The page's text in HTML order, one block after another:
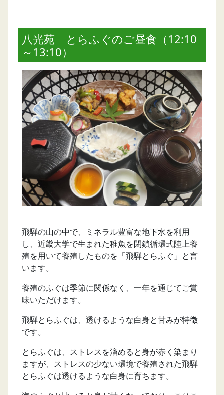
八光苑 とらふぐのご昼食（12:10
～13:10）
飛騨の山の中で、ミネラル豊富な地下水を利用
し、近畿大学で生まれた稚魚を閉鎖循環式陸上養
殖を用いて養殖したものを「飛騨とらふぐ」と言
います。
養殖のふぐは季節に関係なく、一年を通じてご賞
味いただけます。
飛騨とらふぐは、透けるような白身と甘みが特徴
です。
とらふぐは、ストレスを溜めると身が赤く染まり
ますが、ストレスの少ない環境で養殖された飛騨
とらふぐは透けるような白身に育ちます。